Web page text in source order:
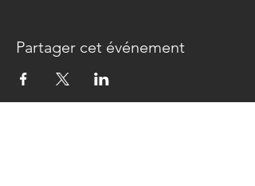
Partager cet événement